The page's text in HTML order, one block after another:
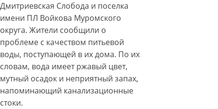
Дмитриевская Слобода и поселка
имени ПЛ Войкова Муромского
округа. Жители сообщили о
проблеме с качеством питьевой
воды, поступающей в их дома. По их
словам, вода имеет ржавый цвет,
мутный осадок и неприятный запах,
напоминающий канализационные
стоки.